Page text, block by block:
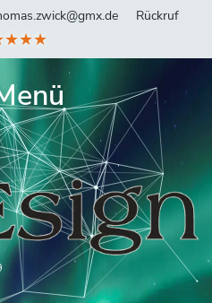
Rückruf